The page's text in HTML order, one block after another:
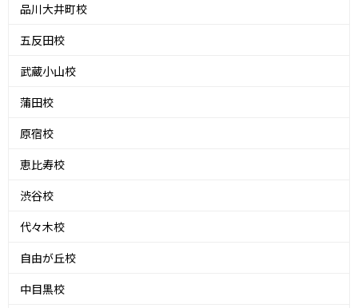
品川大井町校
五反田校
武蔵小山校
蒲田校
原宿校
恵比寿校
渋谷校
代々木校
自由が丘校
中目黒校